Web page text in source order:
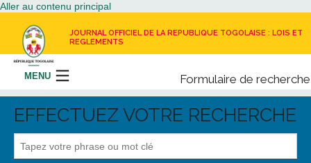
Aller au contenu principal
JOURNAL OFFICIEL DE LA REPUBLIQUE TOGOLAISE : LOIS ET
REGLEMENTS
Formulaire de recherche
Rechercher
MENU
LE JOURNAL OFFICIEL
EFFECTUEZ VOTRE RECHERCHE